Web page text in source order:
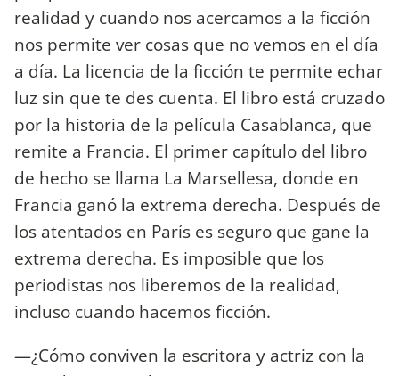
realidad y cuando nos acercamos a la ficción
nos permite ver cosas que no vemos en el día
a día. La licencia de la ficción te permite echar
luz sin que te des cuenta. El libro está cruzado
por la historia de la película Casablanca, que
remite a Francia. El primer capítulo del libro
de hecho se llama La Marsellesa, donde en
Francia ganó la extrema derecha. Después de
los atentados en París es seguro que gane la
extrema derecha. Es imposible que los
periodistas nos liberemos de la realidad,
incluso cuando hacemos ficción.
—¿Cómo conviven la escritora y actriz con la